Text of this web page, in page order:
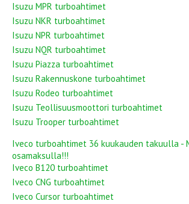
Isuzu MPR turboahtimet
Isuzu NKR turboahtimet
Isuzu NPR turboahtimet
Isuzu NQR turboahtimet
Isuzu Piazza turboahtimet
Isuzu Rakennuskone turboahtimet
Isuzu Rodeo turboahtimet
Isuzu Teollisuusmoottori turboahtimet
Isuzu Trooper turboahtimet
Iveco turboahtimet 36 kuukauden takuulla -
osamaksulla!!!
Iveco B120 turboahtimet
Iveco CNG turboahtimet
Iveco Cursor turboahtimet